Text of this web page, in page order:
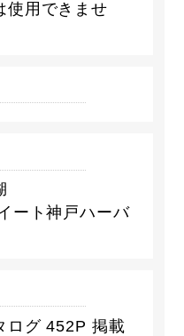
使用できませ
ート神戸ハーバ
ログ 452P 掲載